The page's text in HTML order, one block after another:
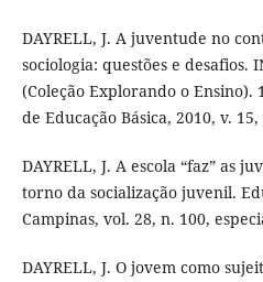
DAYRELL, J. A juventude no
sociologia: questões e desafios.
(Coleção Explorando o Ensino).
de Educação Básica, 2010, v. 15,
DAYRELL, J. A escola “faz” as
torno da socialização juvenil.
Campinas, vol. 28, n. 100,
DAYRELL, J. O jovem como